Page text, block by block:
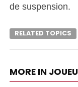
de suspension.
RELATED TOPICS
MORE IN